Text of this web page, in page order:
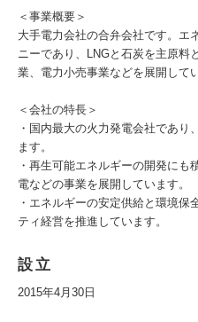
＜事業概要＞
大手電力会社の合弁会社です。エ
ニーであり、LNGと石炭を主原料
業、電力小売事業などを展開して
＜会社の特長＞
・国内最大の火力発電会社であ
ます。
・再生可能エネルギーの開発にも
電などの事業を展開しています。
・エネルギーの安定供給と環境保
ティ経営を推進しています。
設立
2015年4月30日